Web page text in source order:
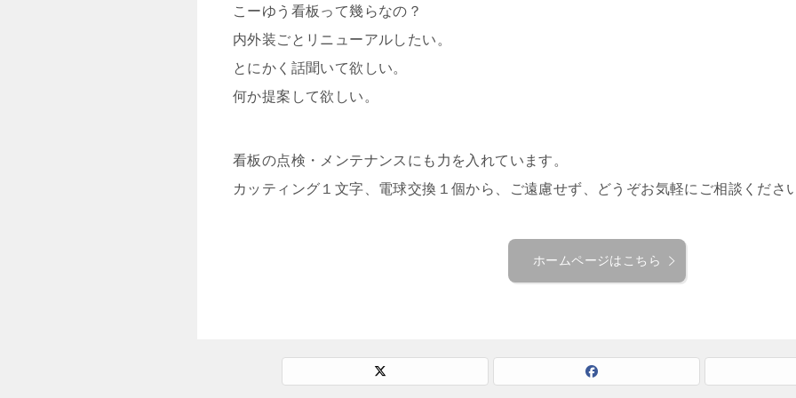
こーゆう看板って幾らなの？
内外装ごとリニューアルしたい。
とにかく話聞いて欲しい。
何か提案して欲しい。
看板の点検・メンテナンスにも力を入れています。
カッティング１文字、電球交換１個から、ご遠慮せず、どうぞお気軽にご相談くださ
ホームページはこちら